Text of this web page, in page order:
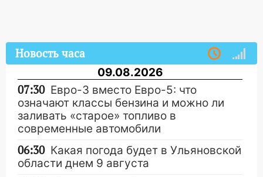
Новость часа
09.08.2026
07:30 Евро-3 вместо Евро-5: что
означают классы бензина и можно ли
заливать «старое» топливо в
современные автомобили
06:30 Какая погода будет в Ульяновской
области днем 9 августа